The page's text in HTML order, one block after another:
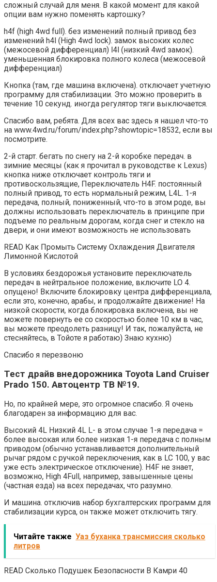
сложный случай для меня. В какой момент для какой
опции вам нужно поменять картошку?
h4f (high 4wd full). без изменений полный привод без
изменений h4l (High 4wd lock). замок высоких колес
(межосевой дифференциал) l4l (низкий 4wd замок).
уменьшенная блокировка полного колеса (межосевой
дифференциал)
Кнопка (там, где машина включена). отключает учетную
программу для стабилизации. Это можно проверить в
течение 10 секунд. иногда регулятор тяги выключается.
Спасибо вам, ребята. Для всех вас здесь я нашел что-то
на www.4wd.ru/forum/index.php?showtopic=18532, если вы
посмотрите.
2-й старт. бегать по снегу на 2-й коробке передач. в
зимние месяцы (как я прочитал в руководстве к Lexus)
кнопка ниже отключает контроль тяги и
противоскользящие, Переключатель H4F. постоянный
полный привод, то есть нормальный режим, L4L. 1-я
передача, полный, пониженный, что-то в этом роде, вы
должны использовать переключатель в принципе при
подъеме по реальным дорогам, когда снег и стекло на
двери, и они имеют возможность не использовать
READ Как Промыть Систему Охлаждения Двигателя
Лимонной Кислотой
В условиях бездорожья установите переключатель
передач в нейтральное положение, включите LO 4.
опущено! Включите блокировку центра дифференциала,
если это, конечно, арабы, и продолжайте движение! На
низкой скорости, когда блокировка включена, вы не
можете повернуть ее со скоростью более 10 км в час,
вы можете преодолеть разницу! И так, пожалуйста, не
стесняйтесь, в Тойоте я работаю) Знаю кухню)
Спасибо я перезвоню
Тест драйв внедорожника Toyota Land Cruiser
Prado 150. Автоцентр ТВ №19.
Но, по крайней мере, это огромное спасибо. Я очень
благодарен за информацию для вас.
Высокий 4L Низкий 4L L- в этом случае 1-я передача =
более высокая или более низкая 1-я передача с полным
приводом (обычно устанавливается дополнительный
рычаг рядом с ручкой переключения, как в LC 100, у вас
уже есть электрическое отключение). H4F не знает,
возможно, High 4Full, например, завышенные цены
(частная езда) на всех передачах, что разумно.
И машина. отключив набор бухгалтерских программ для
стабилизации курса, он также может отключить тягу.
Читайте также Уаз буханка трансмиссия сколько
литров
READ Сколько Подушек Безопасности В Камри 40